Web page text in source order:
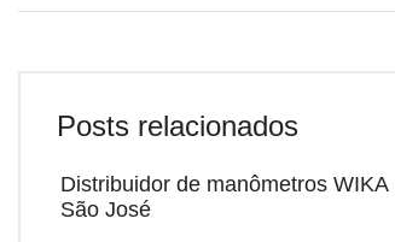
Posts relacionados
Distribuidor de manômetros WIKA
São José